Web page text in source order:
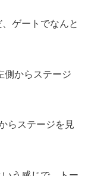
ゲートでなんと
側からステージ
らステージを見